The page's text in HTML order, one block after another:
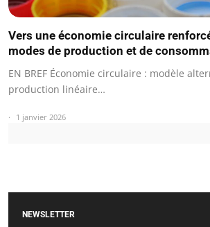
Vers une économie circulaire
modes de production et de
EN BREF Économie circulaire : modèle
production linéaire…
1 janvier 2026
NEWSLETTER